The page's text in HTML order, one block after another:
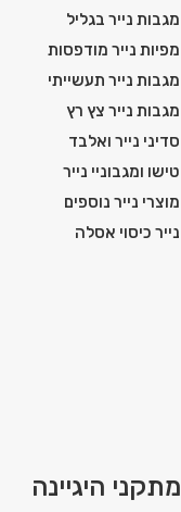
מגבות נייר בגליל
מפיות נייר מודפסות
מגבות נייר תעשייתי
מגבות נייר צץ רץ
סדיני נייר ואלבד
טישו ומגבוניי נייר
מוצרי נייר נוספים
נייר כיסוי אסלה
מתקני היגיינה